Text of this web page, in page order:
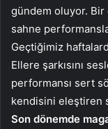
gündem oluyor. Bir
sahne
Geçtiğimiz
Ellere şarkısını
performansı sert
kendisini eleştiren
Son dönemde